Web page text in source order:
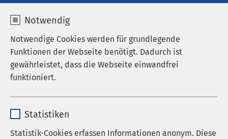
Notwendig
Notwendige Cookies werden für grundlegende
Funktionen der Webseite benötigt. Dadurch ist
gewährleistet, dass die Webseite einwandfrei
funktioniert.
Anbieter sgalinski
Statistiken
Statistik-Cookies erfassen Informationen anonym. Diese